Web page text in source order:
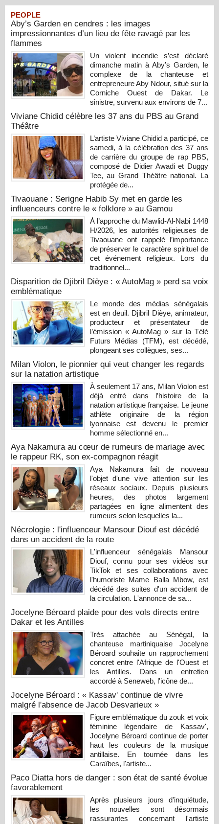
PEOPLE
Aby’s Garden en cendres : les images
impressionnantes d’un lieu de fête ravagé par les
flammes
Un violent incendie s’est déclaré
dimanche matin à Aby’s Garden, le
complexe de la chanteuse et
entrepreneure Aby Ndour, situé sur la
Corniche Ouest de Dakar. Le
sinistre, survenu aux environs de 7...
Viviane Chidid célèbre les 37 ans du PBS au Grand
Théâtre
L’artiste Viviane Chidid a participé, ce
samedi, à la célébration des 37 ans
de carrière du groupe de rap PBS,
composé de Didier Awadi et Duggy
Tee, au Grand Théâtre national. La
protégée de...
Tivaouane : Serigne Habib Sy met en garde les
influenceurs contre le « folklore » au Gamou
À l’approche du Mawlid-Al-Nabi 1448
H/2026, les autorités religieuses de
Tivaouane ont rappelé l’importance
de préserver le caractère spirituel de
cet événement religieux. Lors du
traditionnel...
Disparition de Djibril Dièye : « AutoMag » perd sa voix
emblématique
Le monde des médias sénégalais
est en deuil. Djibril Dièye, animateur,
producteur et présentateur de
l’émission « AutoMag » sur la Télé
Futurs Médias (TFM), est décédé,
plongeant ses collègues, ses...
Milan Violon, le pionnier qui veut changer les regards
sur la natation artistique
À seulement 17 ans, Milan Violon est
déjà entré dans l’histoire de la
natation artistique française. Le jeune
athlète originaire de la région
lyonnaise est devenu le premier
homme sélectionné en...
Aya Nakamura au cœur de rumeurs de mariage avec
le rappeur RK, son ex-compagnon réagit
Aya Nakamura fait de nouveau
l'objet d'une vive attention sur les
réseaux sociaux. Depuis plusieurs
heures, des photos largement
partagées en ligne alimentent des
rumeurs selon lesquelles la...
Nécrologie : l'influenceur Mansour Diouf est décédé
dans un accident de la route
L'influenceur sénégalais Mansour
Diouf, connu pour ses vidéos sur
TikTok et ses collaborations avec
l'humoriste Mame Balla Mbow, est
décédé des suites d'un accident de
la circulation. L'annonce de sa...
Jocelyne Béroard plaide pour des vols directs entre
Dakar et les Antilles
Très attachée au Sénégal, la
chanteuse martiniquaise Jocelyne
Béroard souhaite un rapprochement
concret entre l'Afrique de l'Ouest et
les Antilles. Dans un entretien
accordé à Seneweb, l'icône de...
Jocelyne Béroard : « Kassav' continue de vivre
malgré l'absence de Jacob Desvarieux »
Figure emblématique du zouk et voix
féminine légendaire de Kassav',
Jocelyne Béroard continue de porter
haut les couleurs de la musique
antillaise. En tournée dans les
Caraïbes, l'artiste...
Paco Diatta hors de danger : son état de santé évolue
favorablement
Après plusieurs jours d'inquiétude,
les nouvelles sont désormais
rassurantes concernant l'artiste